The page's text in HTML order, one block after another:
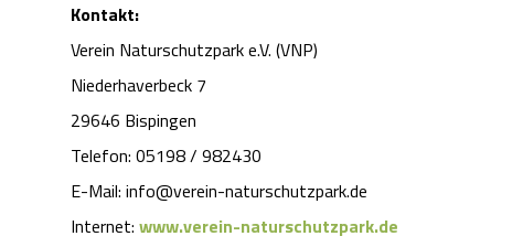
Kontakt:
Verein Naturschutzpark e.V. (VNP)
Niederhaverbeck 7
29646 Bispingen
Telefon: 05198 / 982430
E-Mail: info@verein-naturschutzpark.de
Internet: www.verein-naturschutzpark.de